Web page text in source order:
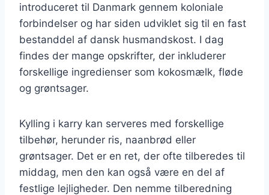
introduceret til Danmark gennem koloniale
forbindelser og har siden udviklet sig til en fast
bestanddel af dansk husmandskost. I dag
findes der mange opskrifter, der inkluderer
forskellige ingredienser som kokosmælk, fløde
og grøntsager.
Kylling i karry kan serveres med forskellige
tilbehør, herunder ris, naanbrød eller
grøntsager. Det er en ret, der ofte tilberedes til
middag, men den kan også være en del af
festlige lejligheder. Den nemme tilberedning